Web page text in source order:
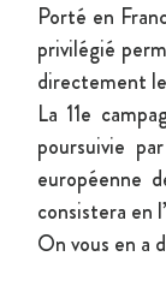
Porté en
privilégié
directement
La 11e
poursuivie
européenne
consistera en
On vous en a